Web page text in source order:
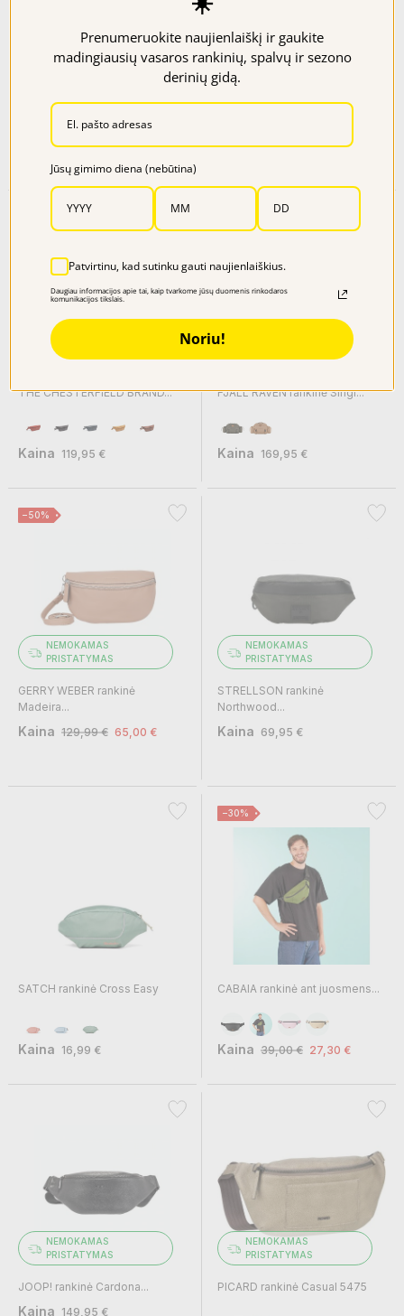
NEMOKAMAS
PRISTATYMAS
THE CHESTERFIELD BRAND...
Kaina 119,95 €
PRISTATYMAS
FJALL RAVEN rankinė Singi...
Kaina 169,95 €
−50%
NEMOKAMAS
PRISTATYMAS
GERRY WEBER rankinė
Madeira...
Kaina 129,99 € 65,00 €
NEMOKAMAS
PRISTATYMAS
STRELLSON rankinė
Northwood...
Kaina 69,95 €
SATCH rankinė Cross Easy
Kaina 16,99 €
−30%
CABAIA rankinė ant juosmens...
Kaina 39,00 € 27,30 €
NEMOKAMAS
PRISTATYMAS
JOOP! rankinė Cardona...
Kaina 149,95 €
NEMOKAMAS
PRISTATYMAS
PICARD rankinė Casual 5475
Prenumeruokite naujienlaiškį ir gaukite
madingiausių vasaros rankinių, spalvų ir sezono
derinių gidą.
Jūsų gimimo diena (nebūtina)
Patvirtinu, kad sutinku gauti naujienlaiškius.
Daugiau informacijos apie tai, kaip tvarkome jūsų duomenis rinkodaros
komunikacijos tikslais.
Noriu!